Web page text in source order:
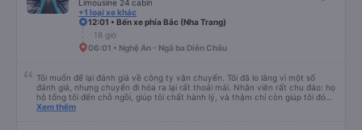
Limousine 24 cabin
+1 loại xe khác
12:01 • Bến xe phía Bắc (Nha Trang)
18 giờ
06:01 • Nghệ An - Ngã ba Diễn Châu
Tôi muốn để lại đánh giá về công ty vận chuyển. Tôi đã lo lắng vì một số
đánh giá, nhưng chuyến đi hóa ra lại rất thoải mái. Nhân viên rất chu đáo: họ
hộ tống tôi đến chỗ ngồi, giúp tôi chất hành lý, và thậm chí còn giúp tôi đóng
gói giày. Điểm trừ duy nhất là xe buýt đến sớm hơn một tiếng so với giờ khởi
Xem thêm